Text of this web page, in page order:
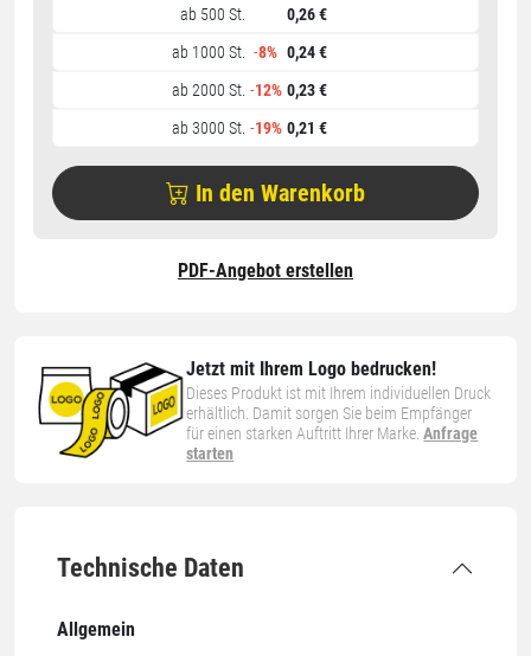
Jetzt mit Ihrem Logo bedrucken!
Dieses Produkt ist mit Ihrem individuellen Druck
erhältlich. Damit sorgen Sie beim Empfänger
für einen starken Auftritt Ihrer Marke.Anfrage
starten
Technische Daten
Allgemein
ab 500 St.
0,26 €
ab 1000 St.
-8% 0,24 €
ab 2000 St. -12% 0,23 €
ab 3000 St. -19% 0,21 €
In den Warenkorb
PDF-Angebot erstellen